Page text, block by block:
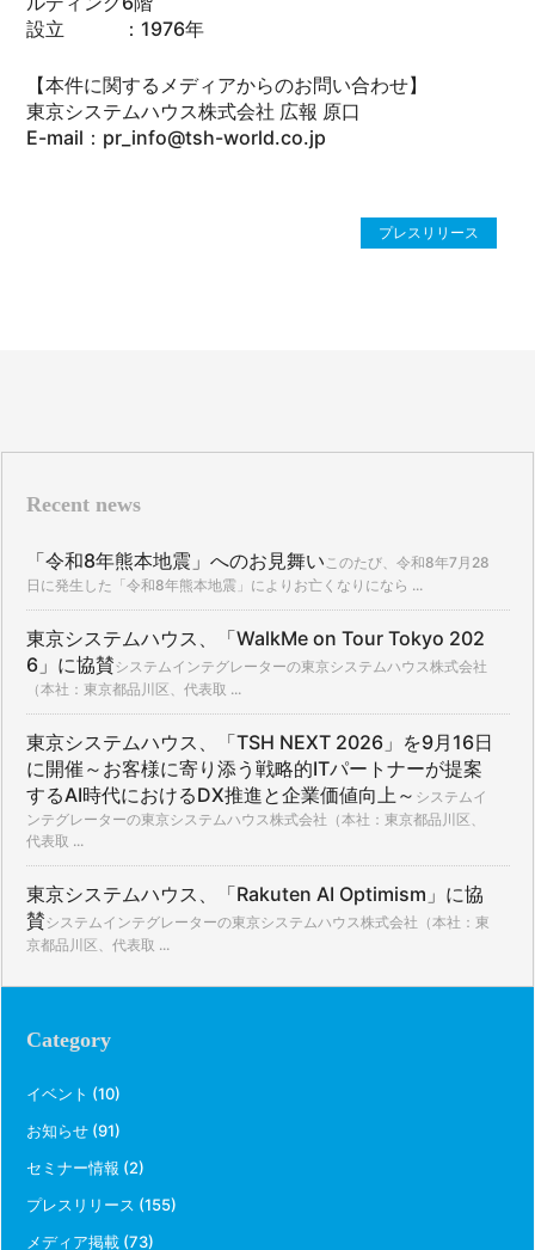
設立 ：1976年
【本件に関するメディアからのお問い合わせ】
東京システムハウス株式会社 広報 原口
E-mail：pr_info@tsh-world.co.jp
プレスリリース
Recent news
「令和8年熊本地震」へのお見舞い このたび、令和8年7月28
日に発生した「令和8年熊本地震」によりお亡くなりになら ...
東京システムハウス、「WalkMe on Tour Tokyo 202
6」に協賛システムインテグレーターの東京システムハウス株式会社
（本社：東京都品川区、代表取 ...
東京システムハウス、「TSH NEXT 2026」を9月16日
に開催～お客様に寄り添う戦略的ITパートナーが提案
するAI時代におけるDX推進と企業価値向上～ システムイ
ンテグレーターの東京システムハウス株式会社（本社：東京都品川区、
代表取 ...
東京システムハウス、「Rakuten AI Optimism」に協
賛システムインテグレーターの東京システムハウス株式会社（本社：東
京都品川区、代表取 ...
Category
イベント (10)
お知らせ(91)
セミナー情報 (2)
プレスリリース (155)
メディア掲載(73)